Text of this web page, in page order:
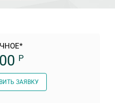
Р
ЗАЯВКУ